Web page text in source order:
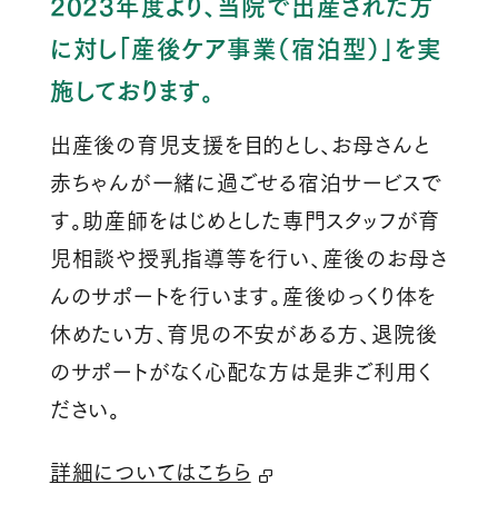
2023年度より、当院で出産された方
に対し「産後ケア事業（宿泊型）」を実
施しております。
出産後の育児支援を目的とし、お母さんと
赤ちゃんが一緒に過ごせる宿泊サービスで
す。助産師をはじめとした専門スタッフが育
児相談や授乳指導等を行い、産後のお母さ
んのサポートを行います。産後ゆっくり体を
休めたい方、育児の不安がある方、退院後
のサポートがなく心配な方は是非ご利用く
ださい。
詳細についてはこちら